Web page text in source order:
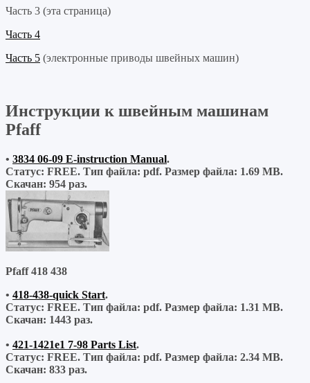
Часть 3 (эта страница)
Часть 4
Часть 5 (электронные приводы швейных машин)
Инструкции к швейным машинам
Pfaff
• 3834 06-09 E-instruction Manual.
Статус: FREE. Тип файла: pdf. Размер файла: 1.69 MB.
Скачан: 954 раз.
Pfaff 418 438
• 418-438-quick Start.
Статус: FREE. Тип файла: pdf. Размер файла: 1.31 MB.
Скачан: 1443 раз.
• 421-1421e1 7-98 Parts List.
Статус: FREE. Тип файла: pdf. Размер файла: 2.34 MB.
Скачан: 833 раз.